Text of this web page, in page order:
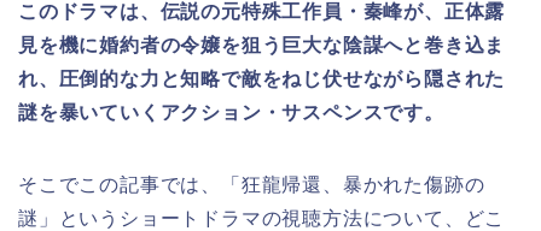
このドラマは、伝説の元特殊工作員・秦峰が、正体露
見を機に婚約者の令嬢を狙う巨大な陰謀へと巻き込ま
れ、圧倒的な力と知略で敵をねじ伏せながら隠された
謎を暴いていくアクション・サスペンスです。
そこでこの記事では、
「狂龍帰還、暴かれた傷跡の
謎 」
というショートドラマの視聴方法について、どこ